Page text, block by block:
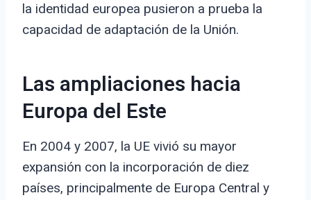
la identidad europea pusieron a prueba la
capacidad de adaptación de la Unión.
Las ampliaciones hacia
Europa del Este
En 2004 y 2007, la UE vivió su mayor
expansión con la incorporación de diez
países, principalmente de Europa Central y